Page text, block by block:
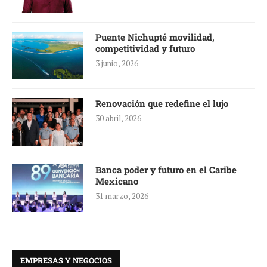
Puente Nichupté movilidad,
competitividad y futuro
3 junio, 2026
Renovación que redefine el lujo
30 abril, 2026
Banca poder y futuro en el Caribe
Mexicano
31 marzo, 2026
EMPRESAS Y NEGOCIOS